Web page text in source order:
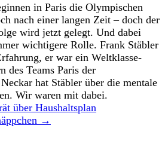
in Paris die Olympischen
nach einer langen Zeit – doch der
wird jetzt gelegt. Und dabei
wichtigere Rolle. Frank Stäbler
er war ein Weltklasse-
des Teams Paris der
hat Stäbler über die mentale
Wir waren mit dabei.
über Haushaltsplan
→